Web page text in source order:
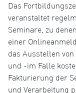
Das
veranstaltet
Seminare, zu
einer
das Ausstellen
und -im Falle
Fakturierung der
und Verarbeitung